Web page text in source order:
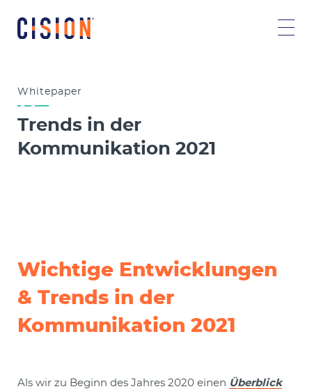
Whitepaper
Trends in der
Kommunikation 2021
Wichtige Entwicklungen
& Trends in der
Kommunikation 2021
Als wir zu Beginn des Jahres 2020 einen Überblick